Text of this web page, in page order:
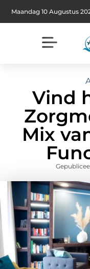
Maandag 10 Augustus
Vind
Mix